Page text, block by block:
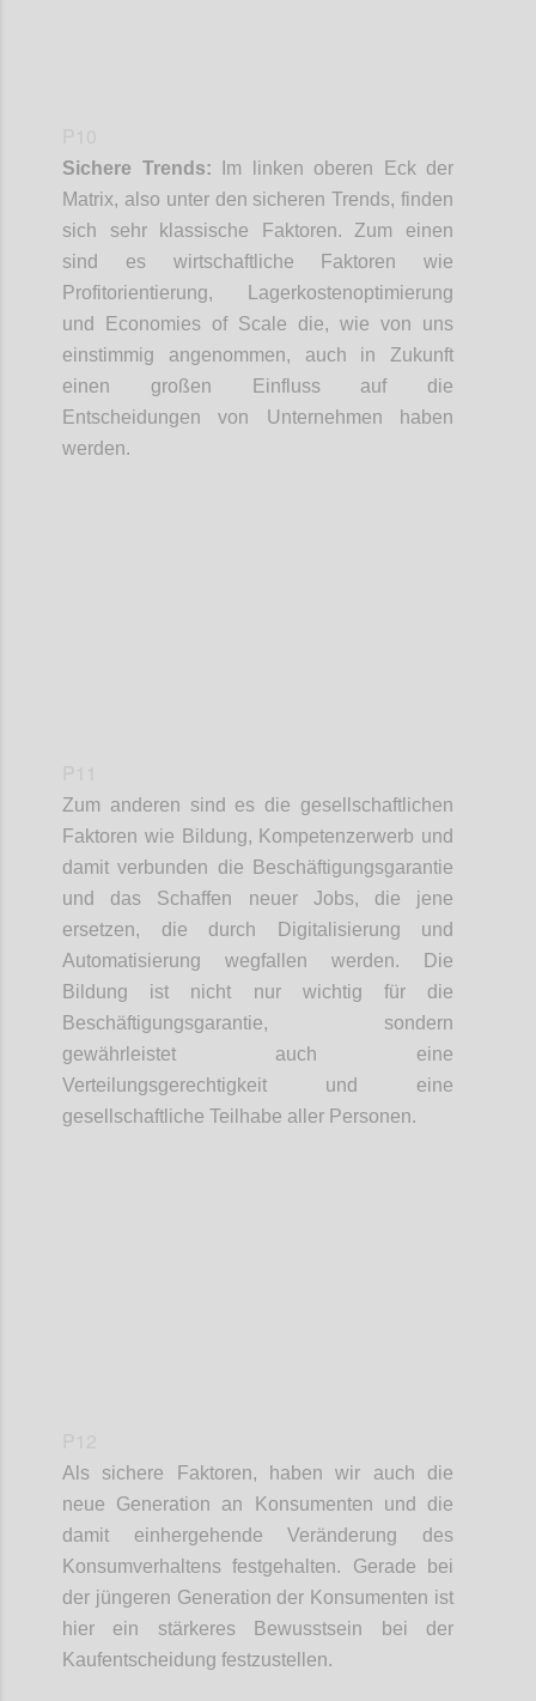
Sichere Trends: Im linken oberen Eck der
Matrix, also unter den sicheren Trends, finden
sich sehr klassische Faktoren. Zum einen
sind eswirtschaftliche Faktoren
wie
Profitorientierung, Lagerkostenoptimierung
und
Economies of Scale die, wie von uns
einstimmig angenommen, auch in Zukunft
einen großen Einfluss auf die
Entscheidungen von Unternehmen haben
werden.
Zum anderen sind es die gesellschaftlichen
Faktoren wie Bildung, Kompetenzerwerb und
damit verbunden die Beschäftigungsgarantie
und das Schaffen neuer Jobs, die jene
ersetzen, die durch Digitalisierung und
Automatisierung wegfallen werden.
Die
Bildung ist nicht nur wichtig für die
Beschäftigungsgarantie, sondern
gewährleistet auch eine
Verteilungsgerechtigkeit und eine
gesellschaftliche Teilhabe aller Personen.
Als sichere Faktoren, haben wir auch die
neue Generation an Konsumenten und die
damit einhergehende Veränderung des
Konsumverhaltens festgehalten. Gerade bei
der jüngeren Generation der Konsumenten ist
hier ein stärkeres Bewusstsein bei der
Kaufentscheidung festzustellen.